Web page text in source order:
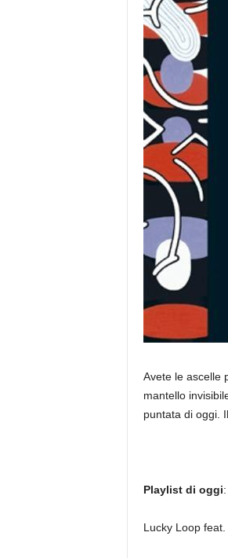
Avete le ascelle
mantello
puntata di oggi.
Playlist di oggi:
Lucky Loop